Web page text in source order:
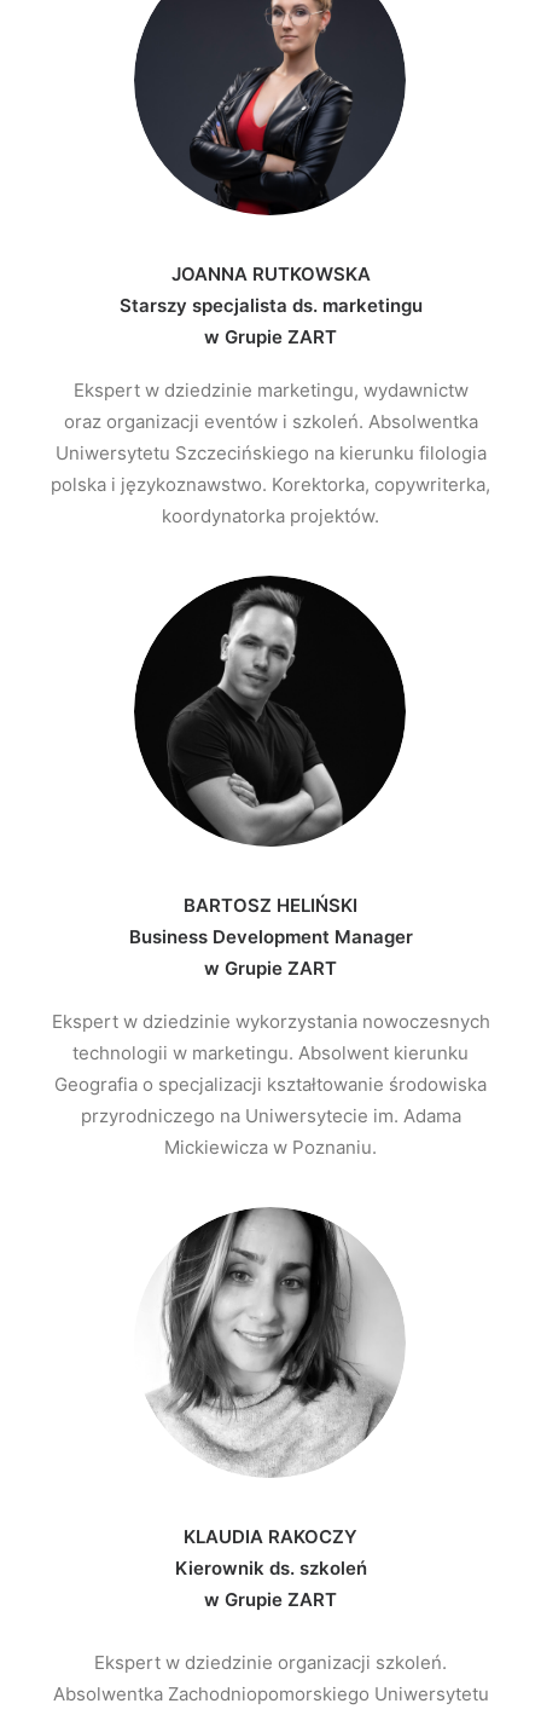
JOANNA RUTKOWSKA
Starszy specjalista ds. marketingu
w Grupie ZART
Ekspert w dziedzinie marketingu, wydawnictw
oraz organizacji eventów i szkoleń. Absolwentka
Uniwersytetu Szczecińskiego na kierunku filologia
polska i językoznawstwo. Korektorka, copywriterka,
koordynatorka projektów.
BARTOSZ HELIŃSKI
Business Development Manager
w Grupie ZART
Ekspert w dziedzinie wykorzystania nowoczesnych
technologii w marketingu. Absolwent kierunku
Geografia o specjalizacji kształtowanie środowiska
przyrodniczego na Uniwersytecie im. Adama
Mickiewicza w Poznaniu.
KLAUDIA RAKOCZY
Kierownik ds. szkoleń
w Grupie ZART
Ekspert w dziedzinie organizacji szkoleń.
Absolwentka Zachodniopomorskiego Uniwersytetu